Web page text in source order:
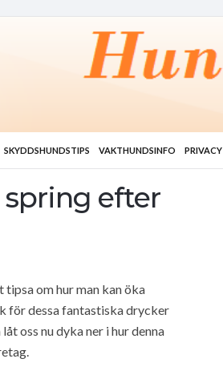
SKYDDSHUNDSTIPS VAKTHUNDSINFO PRIVACY
efter
tipsa om hur man kan öka
för dessa fantastiska drycker
låt oss nu dyka ner i hur denna